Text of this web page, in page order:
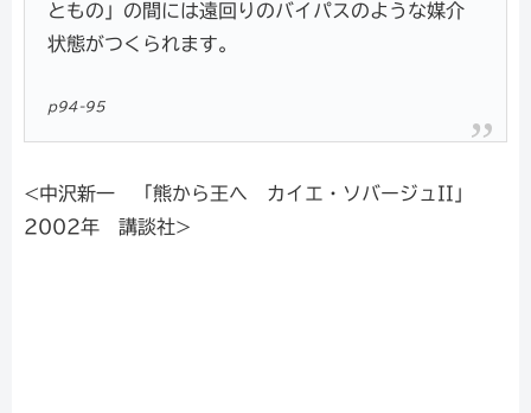
ともの」の間には遠回りのバイパスのような媒介
状態がつくられます。
p94-95
<中沢新一 「熊から王へ カイエ・ソバージュII」
2002年 講談社>